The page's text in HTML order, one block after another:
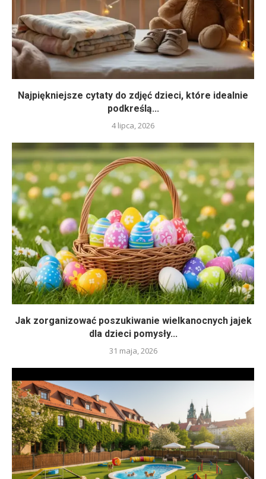
Najpiękniejsze cytaty do zdjęć dzieci, które idealnie
podkreślą...
4 lipca, 2026
Jak zorganizować poszukiwanie wielkanocnych jajek
dla dzieci pomysły...
31 maja, 2026